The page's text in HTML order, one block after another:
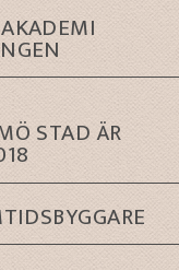
STAD ÄR